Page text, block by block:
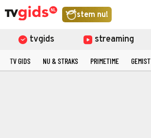
stem nu!
tvgids streaming
TV GIDS NU & STRAKS PRIMETIME GEMIST